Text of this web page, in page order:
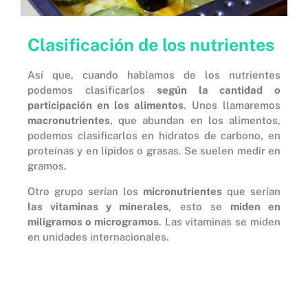
Clasificación de los nutrientes
Así que, cuando hablamos de los nutrientes
podemos clasificarlos según la cantidad o
participación en los alimentos. Unos llamaremos
macronutrientes, que abundan en los alimentos,
podemos clasificarlos en hidratos de carbono, en
proteínas y en lípidos o grasas. Se suelen medir en
gramos.
Otro grupo serían los micronutrientes que serían
las vitaminas y minerales, esto se miden en
miligramos o microgramos. Las vitaminas se miden
en unidades internacionales.